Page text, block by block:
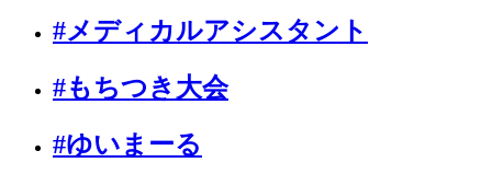
#メディカルアシスタント
#もちつき大会
#ゆいまーる